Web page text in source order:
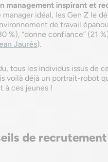
management inspirant et
manager idéal, les Gen Z le
de travail
%), “donne confiance” (21
Jaurès).
tous les individus issus de
voilà déjà un portrait-robot
à ces jeunes !
de